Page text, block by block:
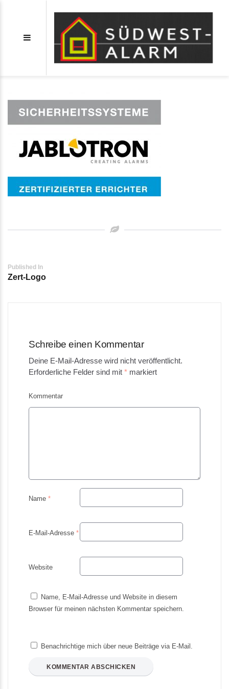
Zert-Logo
Post
navigation
Published In
Zert-Logo
Schreibe einen Kommentar
Deine E-Mail-Adresse wird nicht veröffentlicht.
Erforderliche Felder sind mit * markiert
Kommentar
Name *
E-Mail-Adresse *
Website
Name, E-Mail-Adresse und Website in diesem
Browser für meinen nächsten Kommentar speichern.
Benachrichtige mich über neue Beiträge via E-Mail.